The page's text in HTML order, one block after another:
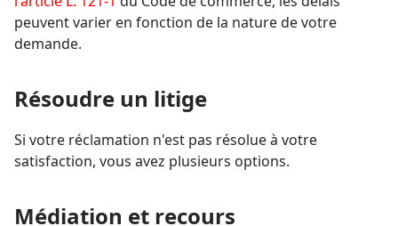
peuvent varier en fonction de la nature de votre
demande.
Résoudre un litige
Si votre réclamation n'est pas résolue à votre
satisfaction, vous avez plusieurs options.
Médiation et recours